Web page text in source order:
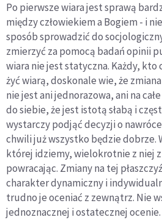
Po pierwsze wiara jest sprawą
między człowiekiem a Bogiem - i
sposób sprowadzić do
zmierzyć za pomocą badań opinii
wiara nie jest statyczna. Każdy, kto
żyć wiarą, doskonale wie, że
nie jest ani jednorazowa, ani na
do siebie, że jest istotą słabą i
wystarczy podjąć decyzji o
chwili już wszystko będzie dobrze.
której idziemy, wielokrotnie z niej
powracając. Zmiany na tej
charakter dynamiczny i
trudno je oceniać z zewnątrz. Nie
jednoznacznej i ostatecznej ocenie.